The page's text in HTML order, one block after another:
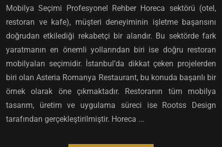
Mobilya Seçimi Profesyonel Rehber Horeca sektörü (otel,
restoran ve kafe), müşteri deneyiminin işletme başarısını
doğrudan etkilediği rekabetçi bir alandır. Bu sektörde fark
yaratmanın en önemli yollarından biri ise doğru restoran
mobilyaları seçimidir. İstanbul’da dikkat çeken projelerden
biri olan Asteria Romanya Restaurant, bu konuda başarılı bir
örnek olarak öne çıkmaktadır. Restoranın tüm mobilya
tasarım, üretim ve uygulama süreci ise Rootss Design
tarafından gerçekleştirilmiştir. Horeca ...